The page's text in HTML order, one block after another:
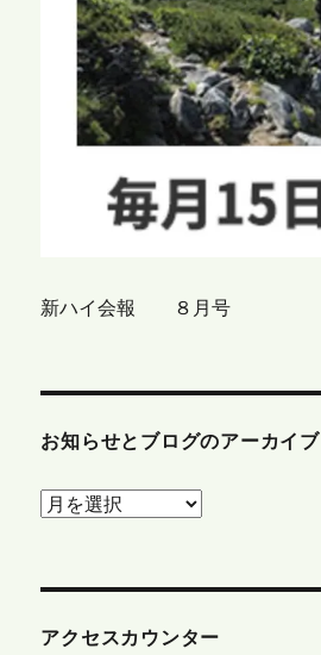
新ハイ会報 ８月号
お知らせとブログのアーカイブ
お
と
アクセスカウンター